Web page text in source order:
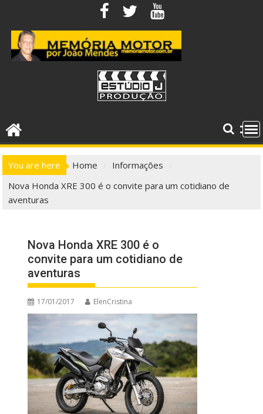
content
You are here Home
Informações
Nova Honda XRE 300 é o convite para um cotidiano de
aventuras
Nova Honda XRE 300 é o
convite para um cotidiano de
aventuras
17/01/2017 ElenCristina